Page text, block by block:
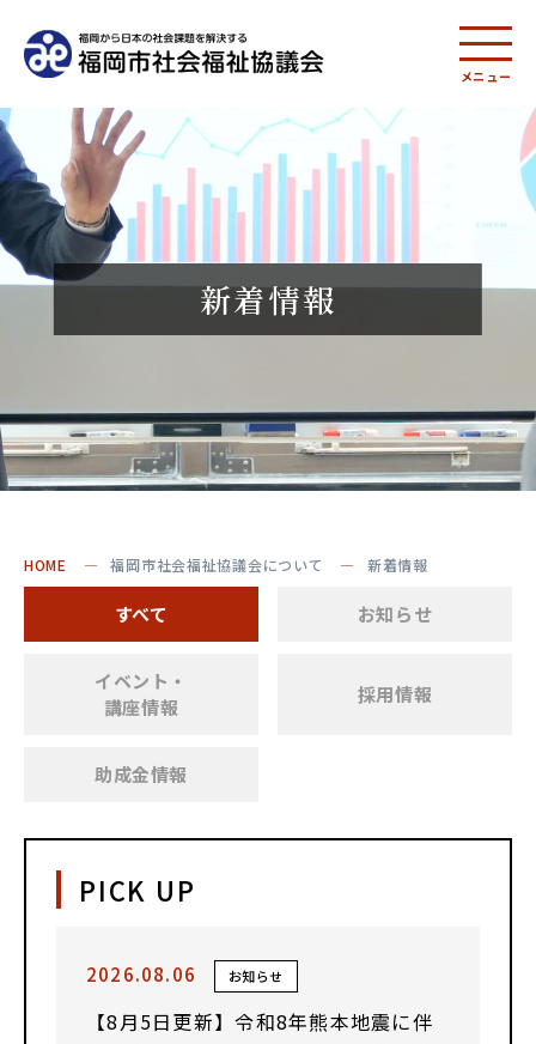
メニュー
新着情報
HOME 福岡市社会福祉協議会について 新着情報
すべて お知らせ
イベント・
講座情報
採用情報
助成金情報
PICK UP
2026.08.06 お知らせ
【8月5日更新】令和8年熊本地震に伴